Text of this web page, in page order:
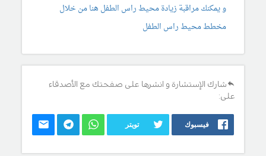
و يمكنك مراقبة زيادة محيط راس الطفل هنا من خلال
مخطط محيط راس الطفل
شارك الإستشارة و انشرها على صفحتك مع الأصدقاء
على:
فيسبوك تويتر